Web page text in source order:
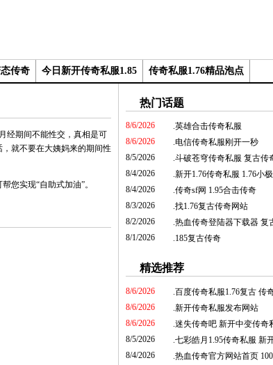
传奇 今日新开传奇私服1.85 传奇私服1.76精品泡点
期间不能性交，真相是可
就不要在大姨妈来的期间性
您实现“自助式加油”。
热门话题
.英雄合击传奇私服
8/6/2026
.电信传奇私服刚开一秒
8/6/2026
.斗破苍穹传奇私服 复古传
8/5/2026
.新开1.76传奇私服 1.76小
8/4/2026
.传奇sf网 1.95合击传奇
8/4/2026
.找1.76复古传奇网站
8/3/2026
.热血传奇登陆器下载器 复
8/2/2026
.185复古传奇
8/1/2026
精选推荐
百度传奇私服1.76复古 传
8/6/2026
新开传奇私服发布网站
8/6/2026
迷失传奇吧 新开中变传奇
8/6/2026
七彩皓月1.95传奇私服 新
8/5/2026
热血传奇官方网站首页
8/4/2026